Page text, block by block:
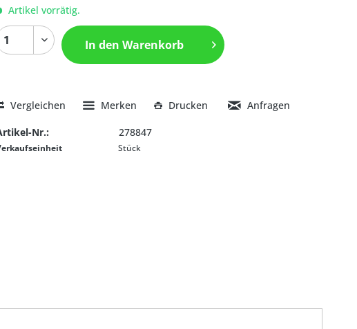
Artikel vorrätig.
In den Warenkorb
Vergleichen Merken Drucken Anfragen
Nr.: 278847
Stück